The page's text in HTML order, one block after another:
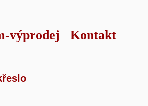
výprodej Kontakt